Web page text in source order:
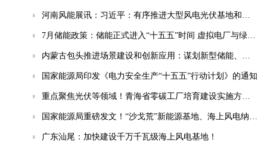
河南风能展讯：习近平：有序推进大型风电光伏基地和电力外送通道规划建设，加快重点行业清洁能源替代
7月储能政策：储能正式进入“十五五”时间 虚拟电厂与绿电直连成热点
内蒙古包头推进场景建设和创新应用：谋划新型储能、智能电网等相关场景
国家能源局印发《电力安全生产“十五五”行动计划》的通知
重点聚焦光伏等领域！青海省零碳工厂培育建设实施方案(试行)发布
国家能源局重磅发文！“沙戈荒”新能源基地、海上风电纳入“十五五”安全重点管控工程
广东汕尾：加快建设千万千瓦级海上风电基地！